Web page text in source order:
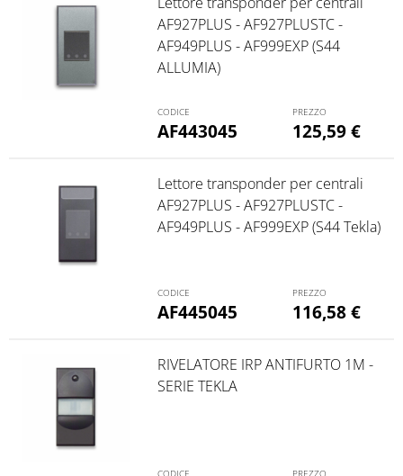
AF443045
AF927PLUS - AF927PLUSTC -
AF949PLUS - AF999EXP (S44
ALLUMIA)
125,59€
AF445045
Lettore transponder per centrali
AF927PLUS - AF927PLUSTC -
AF949PLUS - AF999EXP (S44 Tekla)
116,58€
RIVELATORE IRP ANTIFURTO 1M -
SERIE TEKLA